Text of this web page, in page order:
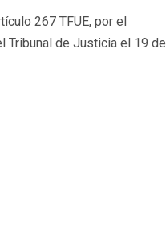
267 TFUE, por el
Tribunal de Justicia el 19 de